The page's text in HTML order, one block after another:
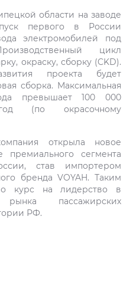
области на заводе
первого в России
электромобилей под
цикл
окраску, сборку (CKD).
проекта будет
сборка. Максимальная
превышает 100 000
(по окрасочному
открыла новое
сегмента
став импортером
бренда VOYAH. Таким
курс на лидерство в
пассажирских
РФ.